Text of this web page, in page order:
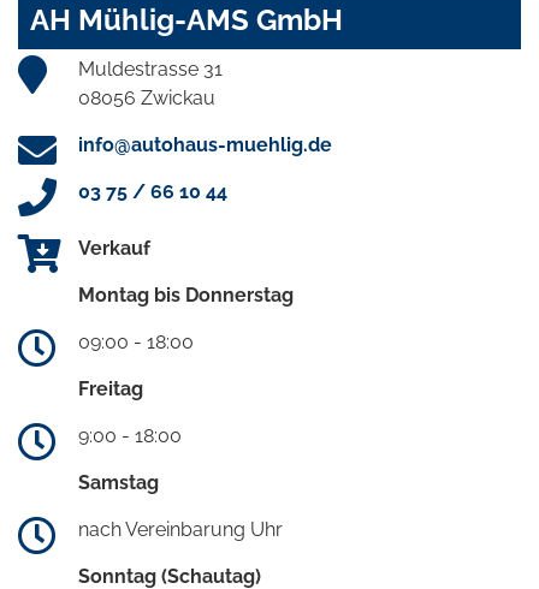
AH Mühlig-AMS GmbH
Muldestrasse 31
08056 Zwickau
info@autohaus-muehlig.de
03 75 / 66 10 44
Verkauf
Montag bis Donnerstag
09:00 - 18:00
Freitag
9:00 - 18:00
Samstag
nach Vereinbarung Uhr
Sonntag (Schautag)